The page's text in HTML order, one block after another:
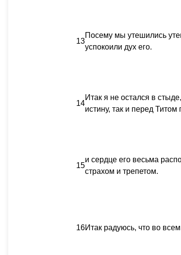
13
Посему мы утешились
успокоили дух его.
14
Итак я не остался в
истину, так и перед
15
и сердце его весьма
страхом и трепетом.
16Итак радуюсь, что во